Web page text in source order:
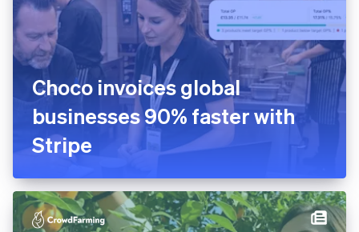
Choco invoices global
businesses 90% faster with
Stripe